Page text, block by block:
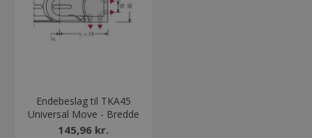
Endebeslag til TKA45
Universal Move - Bredde
= 50
145,96 kr.